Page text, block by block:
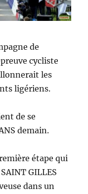
de
cycliste
les
ligériens.
de se
demain.
étape qui
GILLES
dans un